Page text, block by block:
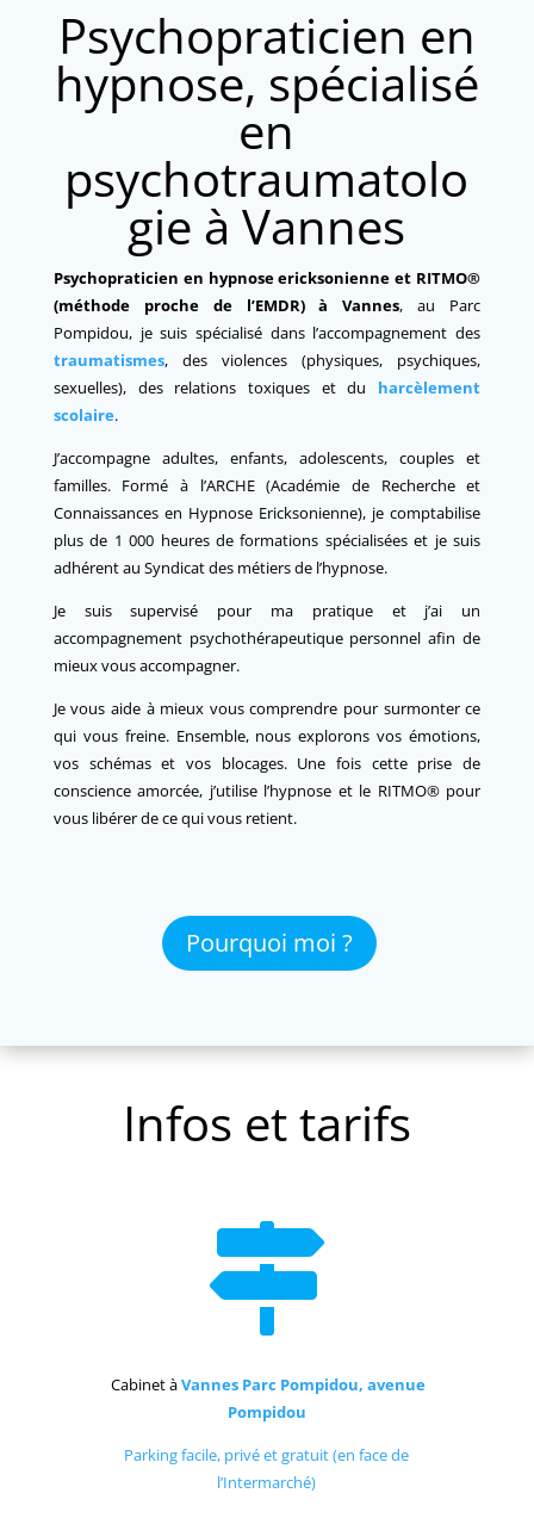
Psychopraticien en
hypnose, spécialisé
en
psychotraumatolo
gie à Vannes
Psychopraticien en hypnose ericksonienne et RITMO®
(méthode proche de l’EMDR) à Vannes, au Parc
Pompidou, je suis spécialisé dans l’accompagnement des
traumatismes, des violences (physiques, psychiques,
sexuelles), des relations toxiques et du harcèlement
scolaire.
J’accompagne adultes, enfants, adolescents, couples et
familles. Formé à l’ARCHE (Académie de Recherche et
Connaissances en Hypnose Ericksonienne), je comptabilise
plus de 1 000 heures de formations spécialisées et je suis
adhérent au Syndicat des métiers de l’hypnose.
Je suis supervisé pour ma pratique et j’ai un
accompagnement psychothérapeutique personnel afin de
mieux vous accompagner.
Je vous aide à mieux vous comprendre pour surmonter ce
qui vous freine. Ensemble, nous explorons vos émotions,
vos schémas et vos blocages. Une fois cette prise de
conscience amorcée, j’utilise l’hypnose et le RITMO® pour
vous libérer de ce qui vous retient.
Pourquoi moi ?
Infos et tarifs

Cabinet àVannes Parc Pompidou, avenue
Pompidou
Parking facile, privé et gratuit (en face de
l’Intermarché)